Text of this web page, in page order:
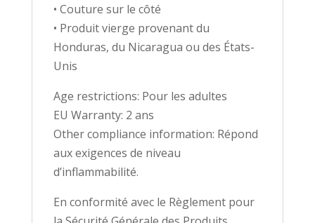
• Couture sur le côté
• Produit vierge provenant du
Honduras, du Nicaragua ou des États-
Unis
Age restrictions: Pour les adultes
EU Warranty: 2 ans
Other compliance information: Répond
aux exigences de niveau
d’inflammabilité.
En conformité avec le Règlement pour